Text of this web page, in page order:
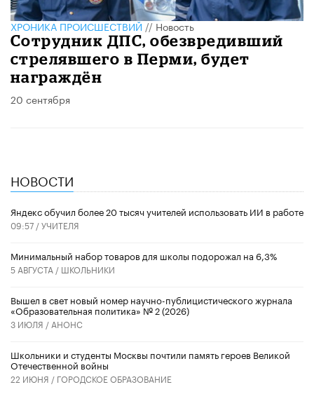
ХРОНИКА ПРОИСШЕСТВИЙ//Новость
Сотрудник ДПС, обезвредивший
стрелявшего в Перми, будет
награждён
20 сентября
НОВОСТИ
​Яндекс обучил более 20 тысяч учителей использовать ИИ в работе
09:57 /УЧИТЕЛЯ
Минимальный набор товаров для школы подорожал на 6,3%
5 АВГУСТА / ШКОЛЬНИКИ
Вышел в свет новый номер научно-публицистического журнала
«Образовательная политика» № 2 (2026)
3 ИЮЛЯ / АНОНС
Школьники и студенты Москвы почтили память героев Великой
Отечественной войны
22 ИЮНЯ / ГОРОДСКОЕ ОБРАЗОВАНИЕ